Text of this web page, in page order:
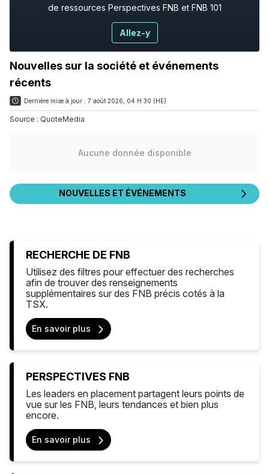
de ressources Perspectives FNB et FNB 101
Allez-y
Nouvelles sur la société et événements
récents
Dernière mise à jour : 7 août 2026, 04 H 30 (HE)
Source : QuoteMedia
Aucune donnée disponible
NOUVELLES ET ÉVÉNEMENTS
RECHERCHE DE FNB
Utilisez des filtres pour effectuer des recherches
afin de trouver des renseignements
supplémentaires sur des FNB précis cotés à la
TSX.
En savoir plus
PERSPECTIVES FNB
Les leaders en placement partagent leurs points de
vue sur les FNB, leurs tendances et bien plus
encore.
En savoir plus